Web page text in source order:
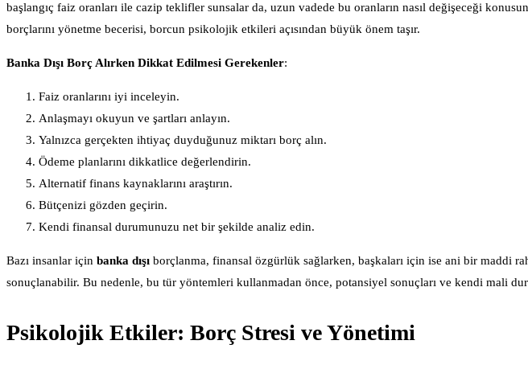
başlangıç faiz oranları ile cazip teklifler sunsalar da, uzun vadede bu oranların nasıl değişeceği
borçlarını yönetme becerisi, borcun psikolojik etkileri açısından büyük önem taşır.
Banka Dışı Borç Alırken Dikkat Edilmesi Gerekenler:
Faiz oranlarını iyi inceleyin.
Anlaşmayı okuyun ve şartları anlayın.
Yalnızca gerçekten ihtiyaç duyduğunuz miktarı borç alın.
Ödeme planlarını dikkatlice değerlendirin.
Alternatif finans kaynaklarını araştırın.
Bütçenizi gözden geçirin.
Kendi finansal durumunuzu net bir şekilde analiz edin.
Bazı insanlar için banka dışı borçlanma, finansal özgürlük sağlarken, başkaları için ise ani bir maddi
sonuçlanabilir. Bu nedenle, bu tür yöntemleri kullanmadan önce, potansiyel sonuçları ve kendi mali
Psikolojik Etkiler: Borç Stresi ve Yönetimi